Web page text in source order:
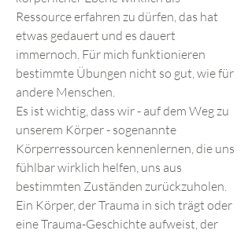
Ressource erfahren zu dürfen, das hat
etwas gedauert und es dauert
immernoch. Für mich funktionieren
bestimmte Übungen nicht so gut, wie für
andere Menschen.
Es ist wichtig, dass wir - auf dem Weg zu
unserem Körper - sogenannte
Körperressourcen kennenlernen, die uns
fühlbar wirklich helfen, uns aus
bestimmten Zuständen zurückzuholen.
Ein Körper, der Trauma in sich trägt oder
eine Trauma-Geschichte aufweist, der